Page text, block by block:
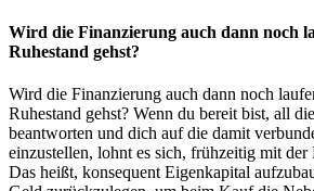
Wird die Finanzierung auch dann noch
Ruhestand gehst?
Wird die Finanzierung auch dann noch
Ruhestand gehst? Wenn du bereit bist, all
beantworten und dich auf die damit
einzustellen, lohnt es sich, frühzeitig mit der
Das heißt, konsequent Eigenkapital